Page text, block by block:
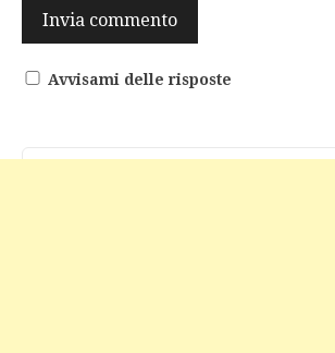
Avvisami delle risposte